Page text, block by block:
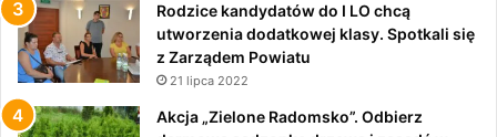
Rodzice kandydatów do I LO chcą
utworzenia dodatkowej klasy. Spotkali się
z Zarządem Powiatu
21 lipca 2022
Akcja „Zielone Radomsko”. Odbierz